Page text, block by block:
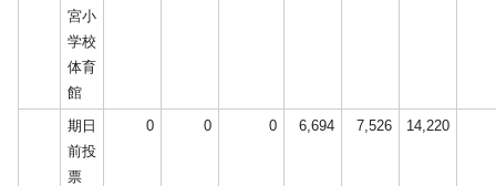
宮小
学校
体育
館
期日
前投
票
0 0 0 6,694 7,526 14,220